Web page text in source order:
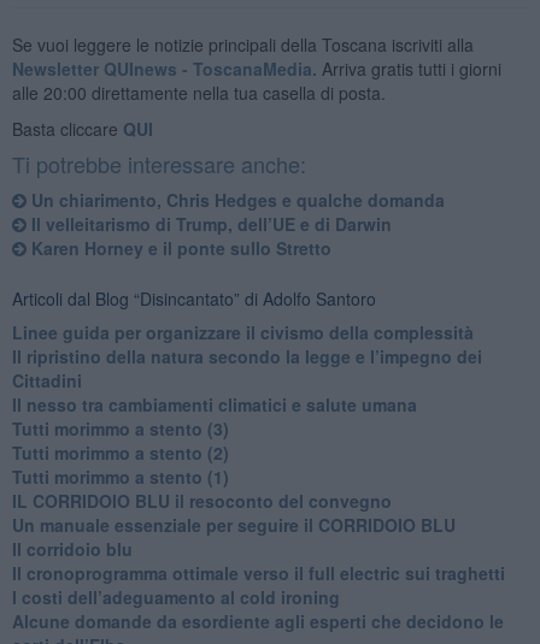
Se vuoi leggere le notizie principali della Toscana iscriviti alla
Newsletter QUInews - ToscanaMedia. Arriva gratis tutti i giorni
alle 20:00 direttamente nella tua casella di posta.
Basta cliccare QUI
Ti potrebbe interessare anche:
​Un chiarimento, Chris Hedges e qualche domanda
Il velleitarismo di Trump, dell’UE e di Darwin
​Karen Horney e il ponte sullo Stretto
Articoli dal Blog “Disincantato” di Adolfo Santoro
​Linee guida per organizzare il civismo della complessità
​Il ripristino della natura secondo la legge e l’impegno dei
Cittadini
Il nesso tra cambiamenti climatici e salute umana
Tutti morimmo a stento (3)
Tutti morimmo a stento (2)
​Tutti morimmo a stento (1)
IL CORRIDOIO BLU il resoconto del convegno
Un manuale essenziale per seguire il CORRIDOIO BLU
Il corridoio blu
​Il cronoprogramma ottimale verso il full electric sui traghetti
​I costi dell’adeguamento al cold ironing
Alcune domande da esordiente agli esperti che decidono le